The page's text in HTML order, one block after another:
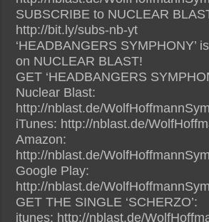
SUBSCRIBE to NUCLEAR
http://bit.ly/subs-nb-yt
‘HEADBANGERS SYMPHONY’
on NUCLEAR BLAST!
GET ‘HEADBANGERS
Nuclear Blast:
http://nblast.de/
iTunes: http://nblast.de/
Amazon:
http://nblast.de/
Google Play:
http://nblast.de/
GET THE SINGLE ‘SCHERZO’:
itunes: http://nblast.de/